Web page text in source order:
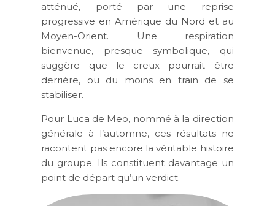
atténué, porté par une reprise
progressive enAmérique du Nord et au
Moyen-Orient. Une respiration
bienvenue, presque symbolique, qui
suggère que le creux pourrait être
derrière, ou du moins en train de se
stabiliser.
Pour Luca de Meo, nommé à la direction
générale à l’automne, ces résultats ne
racontent pas encore la véritable histoire
du groupe. Ils constituent davantage un
point de départ qu’un verdict.